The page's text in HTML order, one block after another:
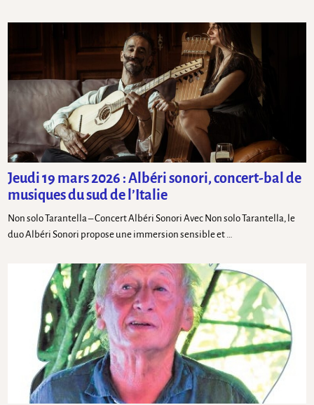
Jeudi 19 mars 2026 : Albéri sonori, concert-bal de
musiques du sud de l’Italie
Non solo Tarantella – Concert Albéri Sonori Avec Non solo Tarantella, le
duo Albéri Sonori propose une immersion sensible et …